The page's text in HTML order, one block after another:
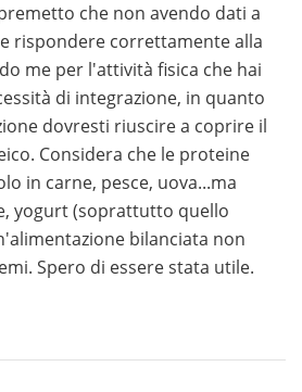
che non avendo dati a
rispondere correttamente alla
me per l'attività fisica che hai
di integrazione, in quanto
dovresti riuscire a coprire il
Considera che le proteine
in carne, pesce, uova...ma
yogurt (soprattutto quello
bilanciata non
Spero di essere stata utile.